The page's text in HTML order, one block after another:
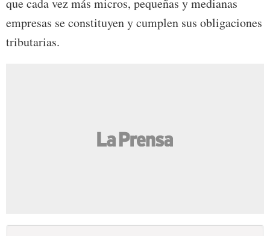
que cada vez más micros, pequeñas y medianas
empresas se constituyen y cumplen sus obligaciones
tributarias.